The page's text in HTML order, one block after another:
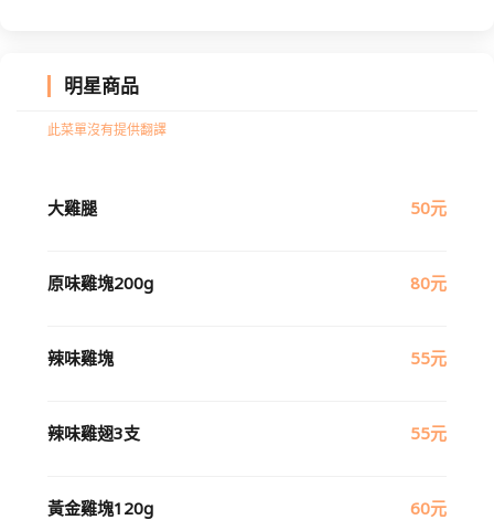
明星商品
此菜單沒有提供翻譯
大雞腿 50元
原味雞塊200g 80元
辣味雞塊 55元
辣味雞翅3支 55元
黃金雞塊120g 60元